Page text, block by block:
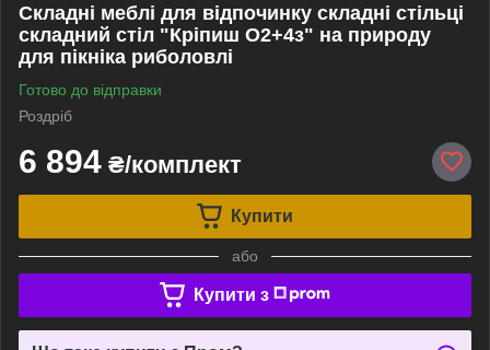
Складні меблі для відпочинку складні стільці
складний стіл "Кріпиш О2+4з" на природу
для пікніка риболовлі
Готово до відправки
Роздріб
6 894 ₴/комплект
Купити
або
Купити з